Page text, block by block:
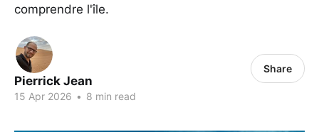
comprendre l'île.
Pierrick Jean
15 Apr 2026 • 8 min read
Share